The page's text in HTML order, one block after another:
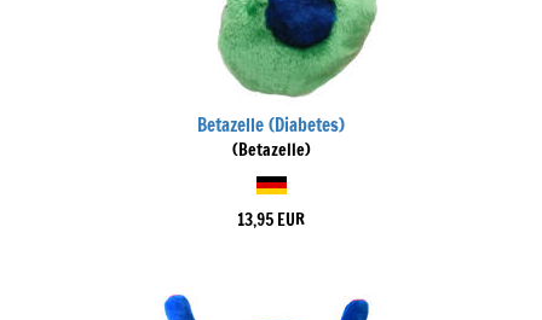
Betazelle (Diabetes)
(Betazelle)
13,95 EUR